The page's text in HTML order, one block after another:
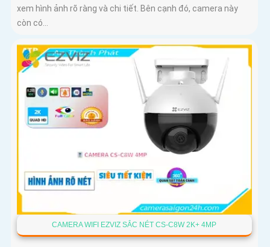
xem hình ảnh rõ ràng và chi tiết. Bên cạnh đó, camera này
còn có...
CAMERA WIFI EZVIZ SẮC NÉT CS-C8W 2K+ 4MP